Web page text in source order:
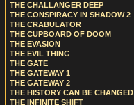
THE CHALLANGER DEEP
THE CONSPIRACY IN SHADOW 2
THE CRABULATOR
THE CUPBOARD OF DOOM
THE EVASION
THE EVIL THING
THE GATE
THE GATEWAY 1
THE GATEWAY 2
THE HISTORY CAN BE CHANGED
THE INFINITE SHIFT